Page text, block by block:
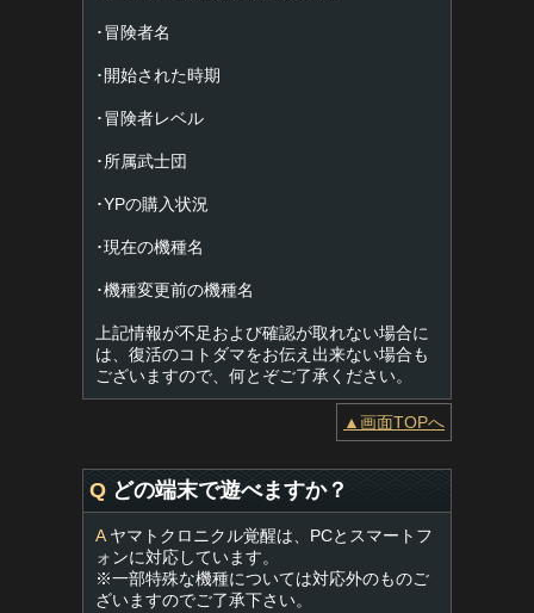
･冒険者名
･開始された時期
･冒険者レベル
･所属武士団
･YPの購入状況
･現在の機種名
･機種変更前の機種名
上記情報が不足および確認が取れない場合に
は、復活のコトダマをお伝え出来ない場合も
ございますので、何とぞご了承ください。
▲画面TOPへ
Q どの端末で遊べますか？
Aヤマトクロニクル覚醒は、PCとスマートフ
ォンに対応しています。
※一部特殊な機種については対応外のものご
ざいますのでご了承下さい。